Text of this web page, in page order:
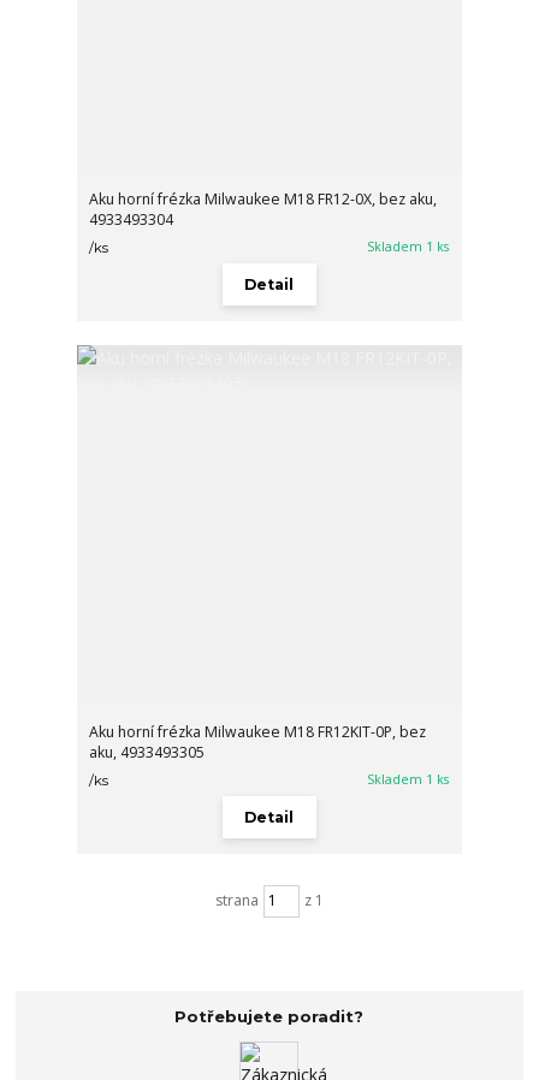
Aku horní frézka Milwaukee M18 FR12-0X, bez aku,
4933493304
/ks Skladem 1 ks
Detail
Aku horní frézka Milwaukee M18 FR12KIT-0P, bez
aku, 4933493305
/ks Skladem 1 ks
Detail
strana z 1
Potřebujete poradit?